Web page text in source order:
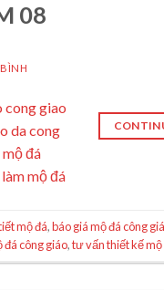
08
mộ đá,báo giá mộ đá công
đá công giáo,tư vấn thiết kế mộ